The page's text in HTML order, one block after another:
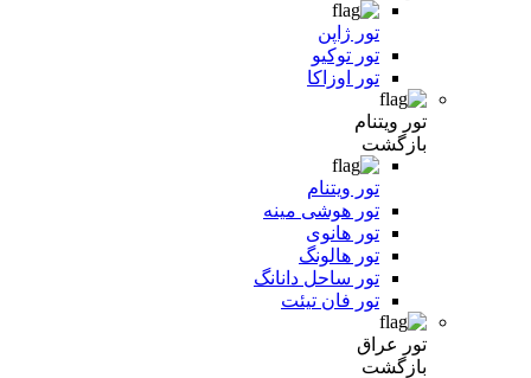
تور ژاپن
تور توکیو
تور اوزاکا
تور ویتنام
بازگشت
تور ویتنام
تور هوشی مینه
تور هانوی
تور هالونگ
تور ساحل دانانگ
تور فان تیئت
تور عراق
بازگشت